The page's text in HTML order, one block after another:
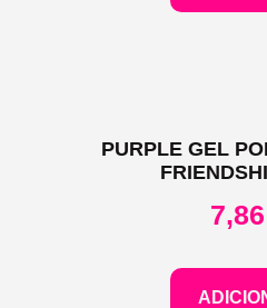
PURPLE GEL
7,86